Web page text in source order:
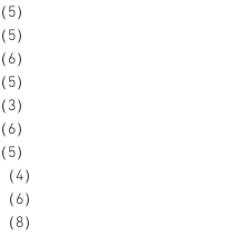
（5）
（5）
（6）
（5）
（3）
（6）
（5）
（4）
（6）
（8）